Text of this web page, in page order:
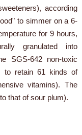
according
to simmer on a 6-
for 9 hours,
granulated into
SGS-642 non-toxic
to retain 61 kinds of
vitamins). The
that of sour plum).